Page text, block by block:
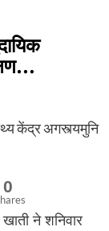
0
ने शनिवार